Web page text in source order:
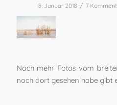
8. Januar 2018 / 7
Noch mehr Fotos vom
noch dort gesehen habe gibt